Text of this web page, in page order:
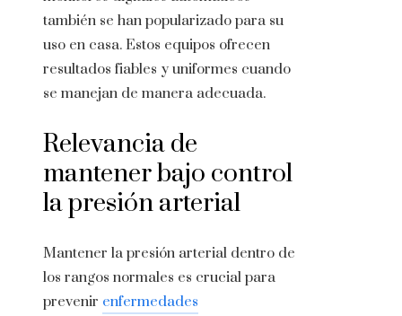
también se han popularizado para su
uso en casa. Estos equipos ofrecen
resultados fiables y uniformes cuando
se manejan de manera adecuada.
Relevancia de
mantener bajo control
la presión arterial
Mantener la presión arterial dentro de
los rangos normales es crucial para
prevenir enfermedades